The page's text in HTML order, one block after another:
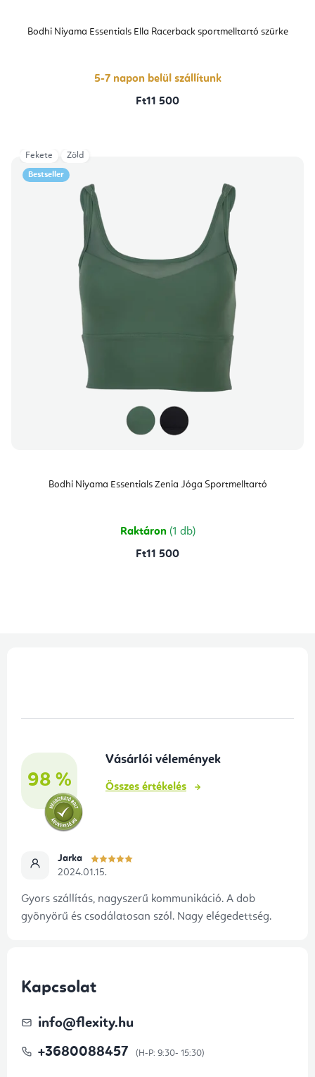
Bodhi Niyama Essentials Ella Racerback sportmelltartó szürke
5-7 napon belül szállítunk
Ft11 500
Bestseller
Bodhi Niyama Essentials Zenia Jóga Sportmelltartó
Raktáron (1 db)
Ft11 500
Fekete Zöld
98 %
Vásárlói vélemények
Összes értékelés
Jarka
2024.01.15.
Gyors szállítás, nagyszerű kommunikáció. A dob
gyönyörű és csodálatosan szól. Nagy elégedettség.
Kapcsolat
info@flexity.hu
+3680088457